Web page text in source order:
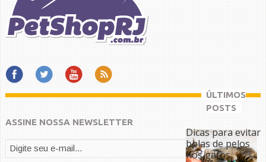
ASSINE NOSSA NEWSLETTER
ÚLTIMOS
POSTS
Dicas para evitar
bolas de pelos
nos gatos